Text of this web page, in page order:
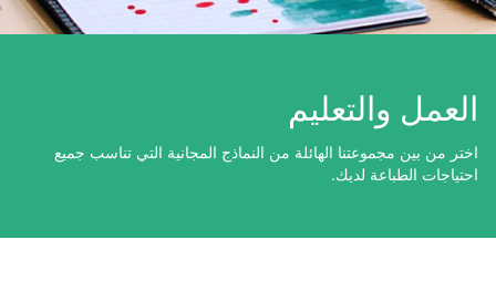
العمل والتعليم
اختر من بين مجموعتنا الهائلة من النماذج المجانية التي تناسب جميع
احتياجات الطباعة لديك.